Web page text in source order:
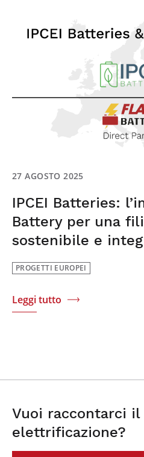
27 AGOSTO 2025
IPCEI Batteries:
Battery per una
sostenibile e
PROGETTI EUROPEI
Leggi tutto
Vuoi raccontarci
elettrificazione?